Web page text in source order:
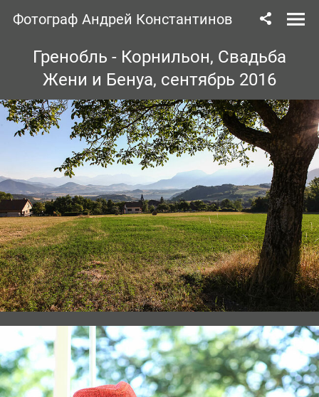
Фотограф Андрей Константинов
Гренобль - Корнильон, Свадьба
Жени и Бенуа, сентябрь 2016